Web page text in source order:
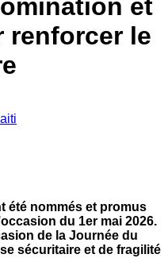
et
renforcer le
été nommés et promus
du 1er mai 2026.
de la Journée du
sécuritaire et de fragilité